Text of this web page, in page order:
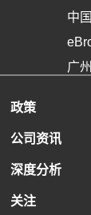
中
广
政策
公司资讯
深度分析
关注